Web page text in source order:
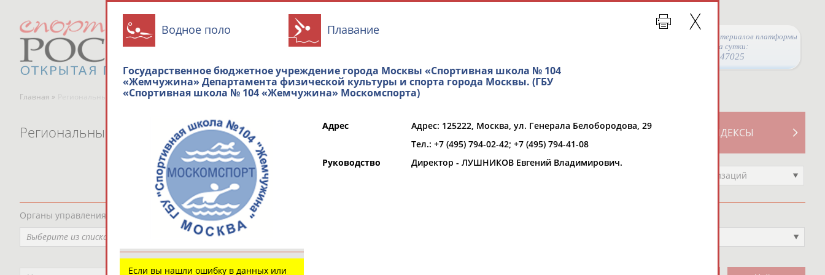
Просмотры материалов платформы
за сутки:
47025
Главная » Региональные спортивные организации
СВОДНЫЕ ИНДЕКСЫ
ТАБЛО АКТИВНОСТИ
РЕСУРСНАЯ ПЛОЩАДКА
Региональные спортивные организации
Выберите другой тип организаций
Органы управления, федерации, ВУЗы, Академии и т.п.
Выберите из списка
Водное поло Плавание
Государственное бюджетное учреждение города Москвы «Спортивная школа № 104
«Жемчужина» Департамента физической культуры и спорта города Москвы. (ГБУ
«Спортивная школа № 104 «Жемчужина» Москомспорта)
Если вы нашли ошибку в данных или
Адрес Адрес: 125222, Москва, ул. Генерала Белобородова, 29
Тел.: +7 (495) 794-02-42; +7 (495) 794-41-08
Руководство
Директор - ЛУШНИКОВ Евгений Владимирович.